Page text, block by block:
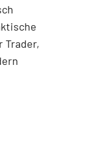
Trader,